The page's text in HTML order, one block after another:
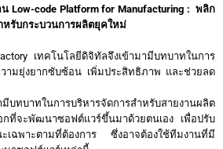
Low-code Platform for Manufacturing : พลิก
รับกระบวนการผลิตยุคใหม่
เทคโนโลยีดิจิทัลจึงเข้ามามีบทบาทในการ
ามยุ่งยากซับซ้อน เพิ่มประสิทธิภาพ และช่วยลด
บาทในการบริหารจัดการสำหรับสายงานผลิต
ที่จะพัฒนาซอฟต์แวร์ขึ้นมาด้วยตนเอง เพื่อปรับ
เฉพาะตามที่ต้องการ ซึ่งอาจต้องใช้ทีมงานที่มี